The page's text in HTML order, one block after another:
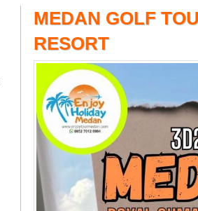
MEDAN GOLF
RESORT